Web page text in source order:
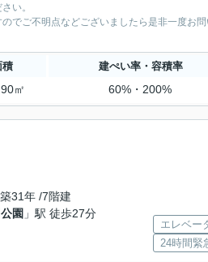
い。
でご不明点などございましたら是非一度お
積 建ぺい率・容積率
㎡ 60%・200%
31年 /7階建
園 」駅 徒歩27分
エレベー
24時間緊